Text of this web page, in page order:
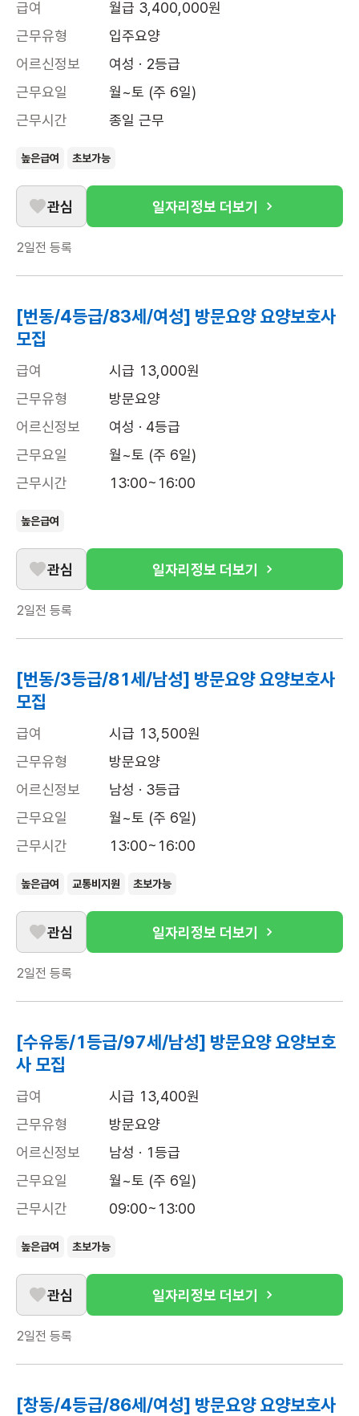
급여
월급 3,400,000원
근무유형
입주요양
어르신정보
여성 · 2등급
근무요일
월~토 (주 6일)
근무시간
종일 근무
높은급여 초보가능
관심 일자리정보 더보기
2일전 등록
[번동/4등급/83세/여성] 방문요양 요양보호사
모집
급여
시급 13,000원
근무유형
방문요양
어르신정보
여성 · 4등급
근무요일
월~토 (주 6일)
근무시간
13:00~16:00
높은급여
관심 일자리정보 더보기
2일전 등록
[번동/3등급/81세/남성] 방문요양 요양보호사
모집
급여
시급 13,500원
근무유형
방문요양
어르신정보
남성 · 3등급
근무요일
월~토 (주 6일)
근무시간
13:00~16:00
높은급여 교통비지원 초보가능
관심 일자리정보 더보기
2일전 등록
[수유동/1등급/97세/남성] 방문요양 요양보호
사 모집
급여
시급 13,400원
근무유형
방문요양
어르신정보
남성 · 1등급
근무요일
월~토 (주 6일)
근무시간
09:00~13:00
높은급여 초보가능
관심 일자리정보 더보기
2일전 등록
[창동/4등급/86세/여성] 방문요양 요양보호사